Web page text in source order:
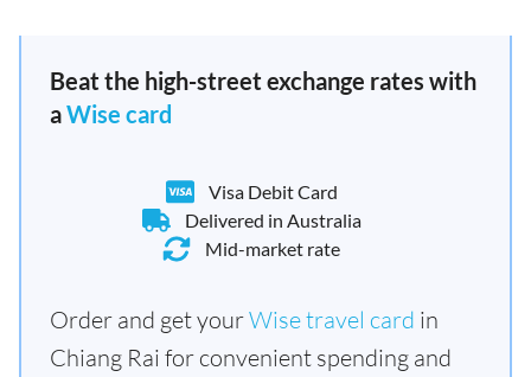
Beat the high-street exchange rates with
aWise card
Visa Debit Card
Delivered in Australia
Mid-market rate
Order and get yourWise travel card in
Chiang Rai for convenient spending and